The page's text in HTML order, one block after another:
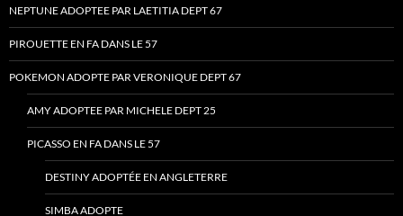
NEPTUNE ADOPTEE PAR LAETITIA DEPT 67
PIROUETTE EN FA DANS LE 57
POKEMON ADOPTE PAR VERONIQUE DEPT 67
AMY ADOPTEE PAR MICHELE DEPT 25
PICASSO EN FA DANS LE 57
DESTINY ADOPTÉE EN ANGLETERRE
SIMBA ADOPTE